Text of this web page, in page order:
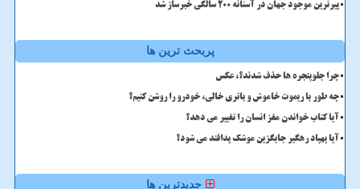
پیرترین موجود جهان در آستانه ۲۰۰ سالگی خبرساز شد
پربحث ترین ها
چرا جلوپنجره ها حذف شدند؟، عکس
چه طور با ریموت خاموش و باتری خالی، خودرو را روشن کنیم؟
آیا کتاب خواندن مغز انسان را تغییر می دهد؟
آیا پهپاد رهگیر جایگزین موشک پدافند می شود؟
جدیدترین ها